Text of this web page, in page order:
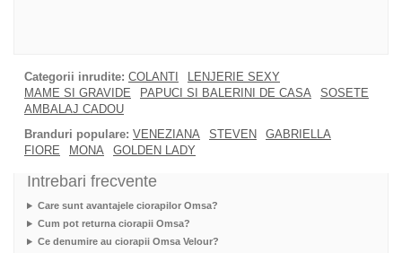
Categorii inrudite: COLANTI
LENJERIE SEXY
MAME SI GRAVIDE
PAPUCI SI BALERINI DE CASA
SOSETE
AMBALAJ CADOU
Branduri populare: VENEZIANA STEVEN
GABRIELLA
FIORE
MONA GOLDEN LADY
Intrebari frecvente
Care sunt avantajele ciorapilor Omsa?
Cum pot returna ciorapii Omsa?
Ce denumire au ciorapii Omsa Velour?